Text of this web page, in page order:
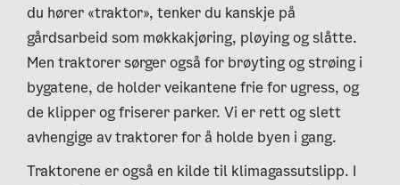
du hører «traktor», tenker du kanskje på
gårdsarbeid som møkkakjøring, pløying og slåtte.
Men traktorer sørger også for brøyting og strøing i
bygatene, de holder veikantene frie for ugress, og
de klipper og friserer parker. Vi er rett og slett
avhengige av traktorer for å holde byen i gang.
Traktorene er også en kilde til klimagassutslipp. I